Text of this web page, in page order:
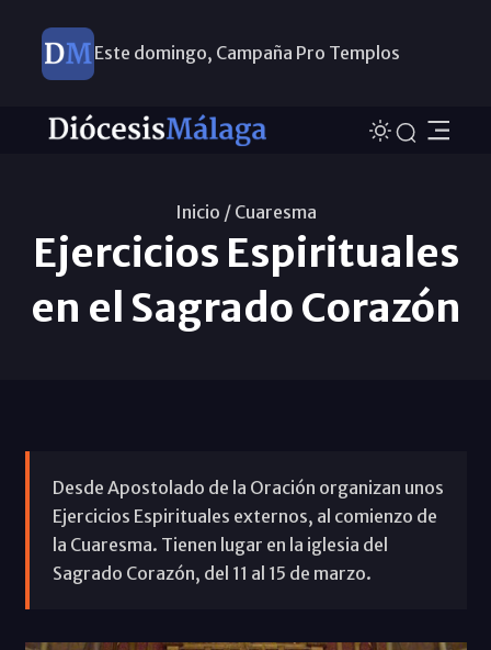
Este domingo, Campaña Pro Templos
Inicio / Cuaresma
Ejercicios Espirituales
en el Sagrado Corazón
Desde Apostolado de la Oración organizan unos
Ejercicios Espirituales externos, al comienzo de
la Cuaresma. Tienen lugar en la iglesia del
Sagrado Corazón, del 11 al 15 de marzo.